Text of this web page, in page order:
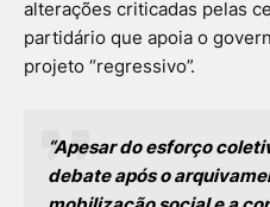
alterações criticadas pelas
partidário que apoia o
projeto “regressivo”.
“Apesar do esforço
debate após o